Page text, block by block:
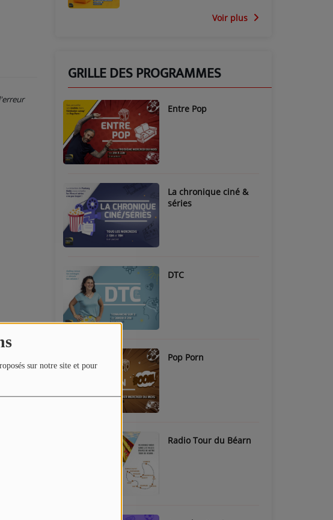
sur notre site et pour
Voir plus
GRILLE DES PROGRAMMES
Entre Pop
La chronique ciné &
séries
DTC
Pop Porn
Radio Tour du Béarn